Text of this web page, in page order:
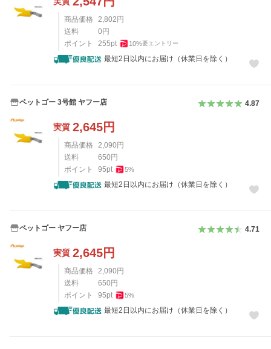
商品価格 2,802 円
送料
0 円
ポイント
255pt 10%要エントリー
最短2日以内にお届け（休業日を除く）
ペットゴー 3号館 ヤフー店 4.87
実質 2,645円
商品価格 2,090 円
送料
650 円
ポイント
95pt 5%
最短2日以内にお届け（休業日を除く）
ペットゴー ヤフー店 4.71
実質 2,645円
商品価格 2,090 円
送料
650 円
ポイント
95pt 5%
最短2日以内にお届け（休業日を除く）